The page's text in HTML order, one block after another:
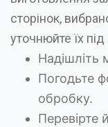
сторінок,
уточнюйте їх
Надішліть
Погодьте
обробку.
Перевірте